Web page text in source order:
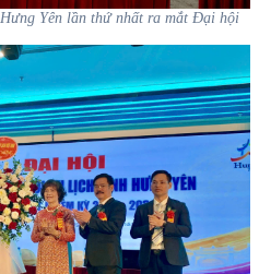
Yên lần thứ nhất ra mắt Đại hội